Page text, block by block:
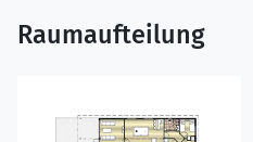
Raumaufteilung